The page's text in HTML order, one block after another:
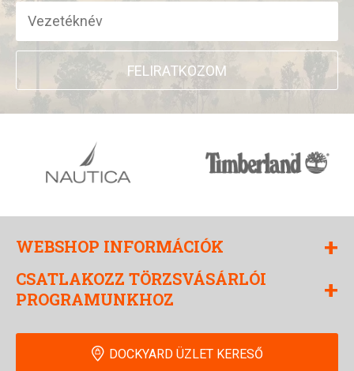
FELIRATKOZOM
WEBSHOP INFORMÁCIÓK +
CSATLAKOZZ TÖRZSVÁSÁRLÓI
PROGRAMUNKHOZ
+
DOCKYARD ÜZLET KERESŐ